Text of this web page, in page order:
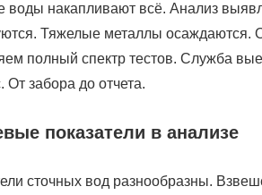
воды накапливают всё. Анализ
Тяжелые металлы осаждаются.
полный спектр тестов. Служба
От забора до отчета.
показатели в анализе
сточных вод разнообразны.